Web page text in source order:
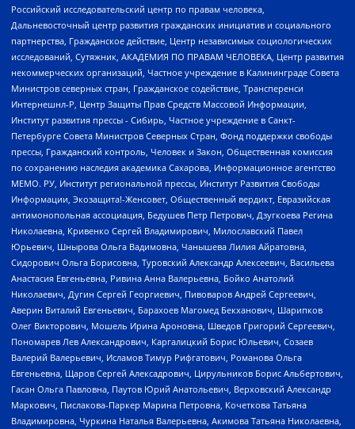
Российский исследовательский центр по правам человека,
Дальневосточный центр развития гражданских инициатив и социального
партнерства, Гражданское действие, Центр независимых социологических
исследований, Сутяжник, АКАДЕМИЯ ПО ПРАВАМ ЧЕЛОВЕКА, Центр развития
некоммерческих организаций, Частное учреждение в Калининграде Совета
Министров северных стран, Гражданское содействие, Трансперенси
Интернешнл-Р, Центр Защиты Прав Средств Массовой Информации,
Институт развития прессы - Сибирь, Частное учреждение в Санкт-
Петербурге Совета Министров Северных Стран, Фонд поддержки свободы
прессы, Гражданский контроль, Человек и Закон, Общественная комиссия
по сохранению наследия академика Сахарова, Информационное агентство
МЕМО. РУ, Институт региональной прессы, Институт Развития Свободы
Информации, Экозащита!-Женсовет, Общественный вердикт, Евразийская
антимонопольная ассоциация, Бедушев Петр Петрович, Дзугкоева Регина
Николаевна, Кривенко Сергей Владимирович, Милославский Павел
Юрьевич, Шнырова Ольга Вадимовна, Чанышева Лилия Айратовна,
Сидорович Ольга Борисовна, Туровский Александр Алексеевич, Васильева
Анастасия Евгеньевна, Ривина Анна Валерьевна, Бойко Анатолий
Николаевич, Дугин Сергей Георгиевич, Пивоваров Андрей Сергеевич,
Аверин Виталий Евгеньевич, Барахоев Магомед Бекханович, Шарипков
Олег Викторович, Мошель Ирина Ароновна, Шведов Григорий Сергеевич,
Пономарев Лев Александрович, Каргалицкий Борис Юльевич, Созаев
Валерий Валерьевич, Исламов Тимур Рифгатович, Романова Ольга
Евгеньевна, Щаров Сергей Алексадрович, Цирульников Борис Альбертович,
Гасан Ольга Павловна, Паутов Юрий Анатольевич, Верховский Александр
Маркович, Пислакова-Паркер Марина Петровна, Кочеткова Татьяна
Владимировна, Чуркина Наталья Валерьевна, Акимова Татьяна Николаевна,